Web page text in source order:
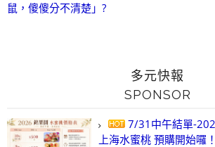
鼠，傻傻分不清楚」?
多元快報
SPONSOR
7/31中午結單-
上海水蜜桃 預購開始囉！